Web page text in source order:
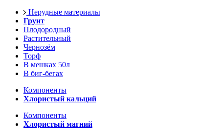
Нерудные материалы
Грунт
Плодородный
Растительный
Чернозём
Торф
В мешках 50л
В биг-бегах
Компоненты
Хлористый кальций
Компоненты
Хлористый магний